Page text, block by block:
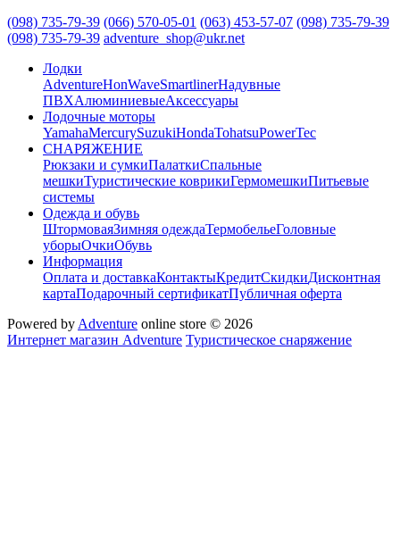
(098) 735-79-39 (066) 570-05-01 (063) 453-57-07 (098) 735-79-39
(098) 735-79-39 adventure_shop@ukr.net
Лодки
AdventureHonWaveSmartlinerНадувные
ПВХАлюминиевыеАксессуары
Лодочные моторы
YamahaMercurySuzukiHondaTohatsuPowerTec
СНАРЯЖЕНИЕ
Рюкзаки и сумкиПалаткиСпальные
мешкиТуристические коврикиГермомешкиПитьевые
системы
Одежда и обувь
ШтормоваяЗимняя одеждаТермобельеГоловные
уборыОчкиОбувь
Информация
Оплата и доставкаКонтактыКредитСкидкиДисконтная
картаПодарочный сертификатПубличная оферта
Powered by Adventure online store © 2026
Интернет магазин Adventure Туристическое снаряжение